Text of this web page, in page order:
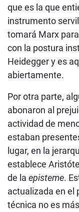
que es la que
instrumento
tomará Marx
con la postura
Heidegger y es
abiertamente.
Por otra parte,
abonaron al
actividad de
estaban
lugar, en la
establece
de la episteme.
actualizada en el
técnica no es